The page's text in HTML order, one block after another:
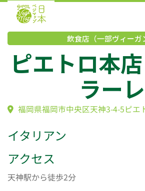
飲食店（一部ヴィー
ピエトロ本
ラーレ
イタリアン
アクセス
天神駅から徒歩2分